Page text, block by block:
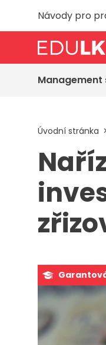
Návody pro
Management
Úvodní stránka